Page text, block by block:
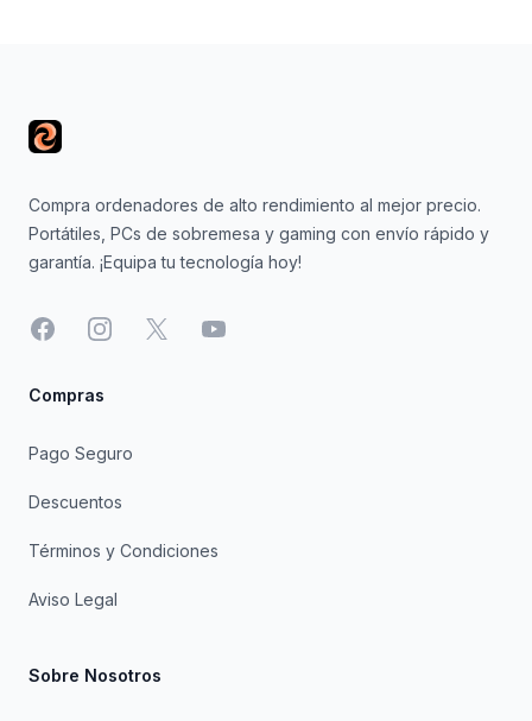
Compra ordenadores de alto rendimiento al mejor precio.
Portátiles, PCs de sobremesa y gaming con envío rápido y
garantía. ¡Equipa tu tecnología hoy!
FacebookInstagram
X YouTube
Compras
Pago Seguro
Descuentos
Términos y Condiciones
Aviso Legal
Sobre Nosotros